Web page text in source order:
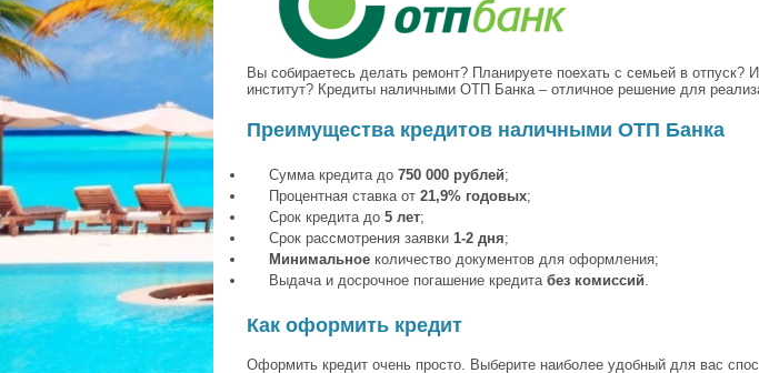
Вы собираетесь делать ремонт? Планируете поехать с семьей в
институт? Кредиты наличными ОТП Банка – отличное решение для
Преимущества кредитов наличными ОТП Банка
Сумма кредита до 750 000 рублей;
Процентная ставка от 21,9% годовых;
Срок кредита до 5 лет;
Срок рассмотрения заявки 1-2 дня;
Минимальное количество документов для оформления;
Выдача и досрочное погашение кредитабез комиссий.
Как оформить кредит
Оформить кредит очень просто. Выберите наиболее удобный для вас